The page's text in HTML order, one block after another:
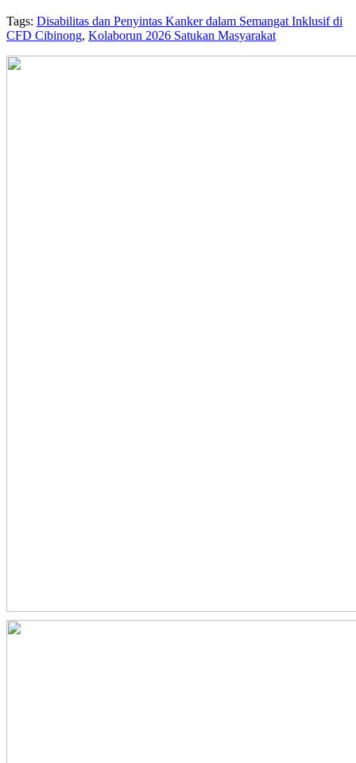
Tags: Disabilitas dan Penyintas Kanker dalam Semangat Inklusif di
CFD Cibinong, Kolaborun 2026 Satukan Masyarakat